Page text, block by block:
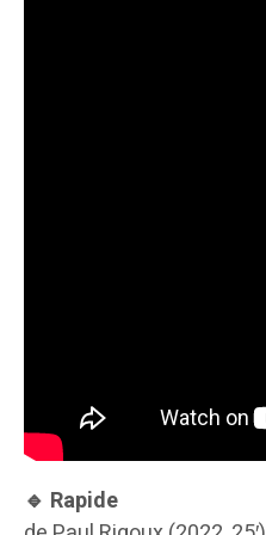
🔹 Rapide